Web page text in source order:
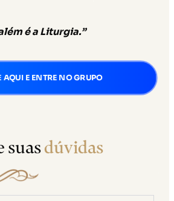
é a Liturgia.”
AQUI E ENTRE NO GRUPO
suasdúvidas